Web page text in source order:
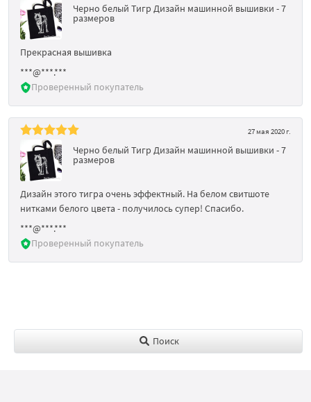
Черно белый Тигр Дизайн машинной вышивки - 7
размеров
Прекрасная вышивка
***@***.***
Проверенный покупатель
27 мая 2020 г.
Черно белый Тигр Дизайн машинной вышивки - 7
размеров
Дизайн этого тигра очень эффектный. На белом свитшоте
нитками белого цвета - получилось супер! Спасибо.
***@***.***
Проверенный покупатель
Поиск